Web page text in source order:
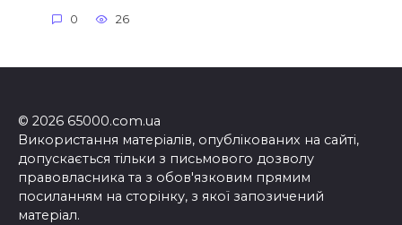
0 26
© 2026 65000.com.ua
Використання матеріалів, опублікованих на сайті,
допускається тільки з письмового дозволу
правовласника та з обов'язковим прямим
посиланням на сторінку, з якої запозичений
матеріал.